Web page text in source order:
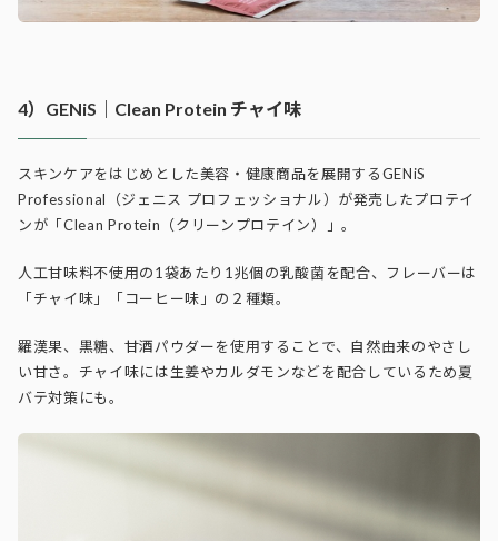
4）GENiS｜Clean Protein チャイ味
スキンケアをはじめとした美容・健康商品を展開するGENiS
Professional（ジェニス プロフェッショナル）が発売したプロテイ
ンが「Clean Protein（クリーンプロテイン）」。
人工甘味料不使用の1袋あたり1兆個の乳酸菌を配合、フレーバーは
「チャイ味」「コーヒー味」の２種類。
羅漢果、黒糖、甘酒パウダーを使用することで、自然由来のやさし
い甘さ。 チャイ味には生姜やカルダモンなどを配合しているため夏
バテ対策にも。